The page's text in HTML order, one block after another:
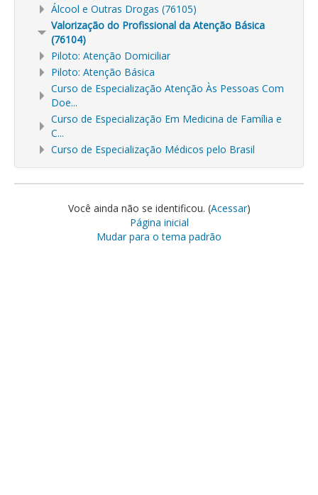
Álcool e Outras Drogas (76105)
Valorização do Profissional da Atenção Básica
(76104)
Piloto: Atenção Domiciliar
Piloto: Atenção Básica
Curso de Especialização Atenção Às Pessoas Com
Doe...
Curso de Especialização Em Medicina de Família e
C...
Curso de Especialização Médicos pelo Brasil
Você ainda não se identificou. (Acessar)
Página inicial
Mudar para o tema padrão